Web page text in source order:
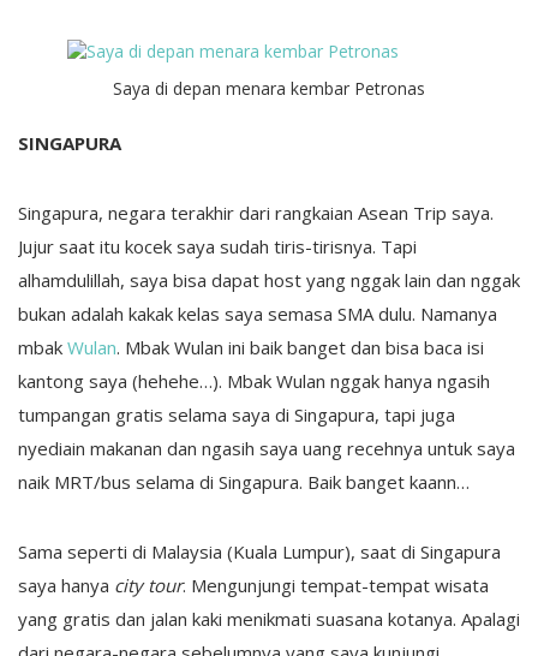
Saya di depan menara kembar Petronas
SINGAPURA
Singapura, negara terakhir dari rangkaian Asean Trip saya.
Jujur saat itu kocek saya sudah tiris-tirisnya. Tapi
alhamdulillah, saya bisa dapat host yang nggak lain dan nggak
bukan adalah kakak kelas saya semasa SMA dulu. Namanya
mbak Wulan. Mbak Wulan ini baik banget dan bisa baca isi
kantong saya (hehehe…). Mbak Wulan nggak hanya ngasih
tumpangan gratis selama saya di Singapura, tapi juga
nyediain makanan dan ngasih saya uang recehnya untuk saya
naik MRT/bus selama di Singapura. Baik banget kaann…
Sama seperti di Malaysia (Kuala Lumpur), saat di Singapura
saya hanya city tour. Mengunjungi tempat-tempat wisata
yang gratis dan jalan kaki menikmati suasana kotanya. Apalagi